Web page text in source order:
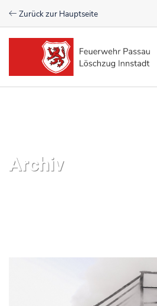
Zurück zur Hauptseite
Einsätze
Verein
Archiv